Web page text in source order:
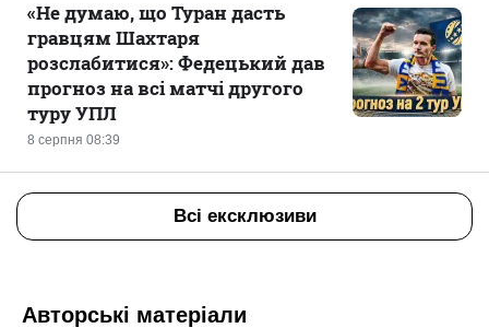
8 серпня 08:39
«Не думаю, що Туран дасть
гравцям Шахтаря
розслабитися»: Федецький дав
прогноз на всі матчі другого
туру УПЛ
Всі ексклюзиви
Авторські матеріали